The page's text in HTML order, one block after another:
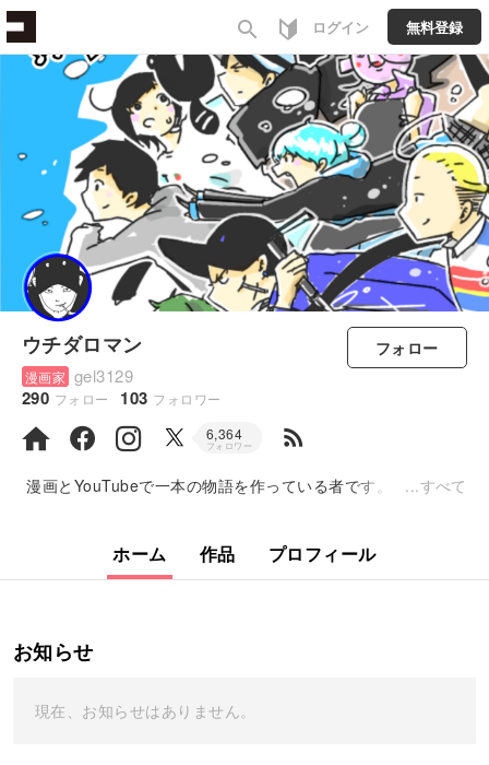
search ログイン 無料登録
ウチダロマン
漫画家 gel3129
290 フォロー 103 フォロワー
フォロー
6,364
フォロワー rss_feed
漫画とYouTubeで一本の物語を作っている者です。 すべて
ホーム 作品 プロフィール
お知らせ
現在、お知らせはありません。